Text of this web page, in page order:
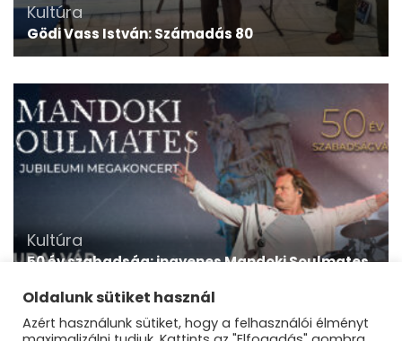
Kultúra
Gödi Vass István: Számadás 80
Kultúra
50 év szabadság: ingyenes Mandoki Soulmates
is a Budai Várban
Oldalunk sütiket használ
Azért használunk sütiket, hogy a felhasználói élményt